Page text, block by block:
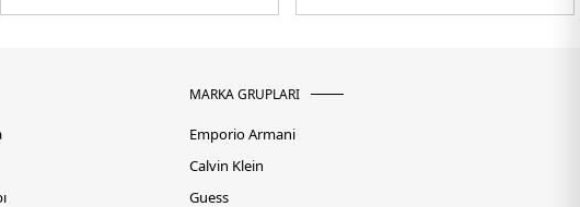
MARKA GRUPLARI
Emporio Armani
Calvin Klein
Guess